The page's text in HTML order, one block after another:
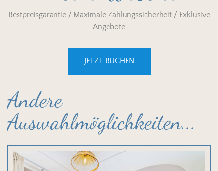
Bestpreisgarantie / Maximale Zahlungssicherheit / Exklusive
Angebote
JETZT BUCHEN
Andere
Auswahlmöglichkeiten...